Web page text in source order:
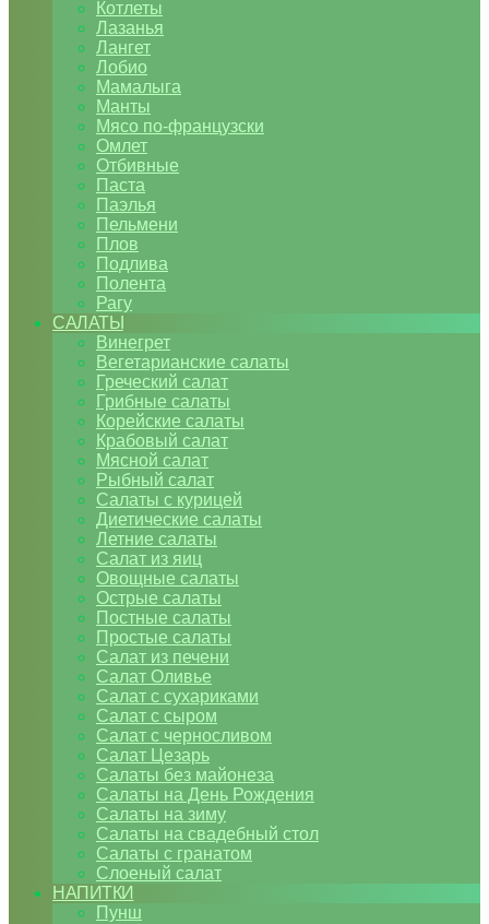
Котлеты
Лазанья
Лангет
Лобио
Мамалыга
Манты
Мясо по-французски
Омлет
Отбивные
Паста
Паэлья
Пельмени
Плов
Подлива
Полента
Рагу
САЛАТЫ
Винегрет
Вегетарианские салаты
Греческий салат
Грибные салаты
Корейские салаты
Крабовый салат
Мясной салат
Рыбный салат
Салаты с курицей
Диетические салаты
Летние салаты
Салат из яиц
Овощные салаты
Острые салаты
Постные салаты
Простые салаты
Салат из печени
Салат Оливье
Салат с сухариками
Салат с сыром
Салат с черносливом
Салат Цезарь
Салаты без майонеза
Салаты на День Рождения
Салаты на зиму
Салаты на свадебный стол
Салаты с гранатом
Слоеный салат
НАПИТКИ
Пунш